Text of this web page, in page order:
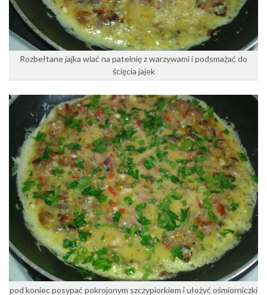
Rozbełtane jajka wlać na patelnię z warzywami i podsmażać do
ścięcia jajek
pod koniec posypać pokrojonym szczypiorkiem i ułożyć ośmiorniczki